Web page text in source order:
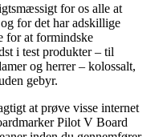
for os alle at
for det har adskillige
for at formindske
i test produkter – til
og herrer – kolossalt,
gebyr.
at prøve visse internet
Pilot V Board